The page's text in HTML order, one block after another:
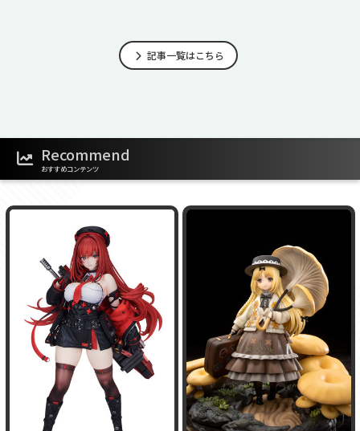
記事一覧はこちら
Recommend
おすすめコンテンツ